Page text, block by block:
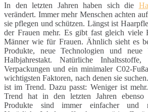
In den letzten Jahren haben sich die
verändert. Immer mehr Menschen achten
sie pflegen und schützen. Längst ist
der Frauen mehr. Es gibt fast gleich viele
Männer wie für Frauen. Ähnlich sieht es
Produkte, neue Technologien und neue
Halbjahrestakt. Natürliche Inhaltsstoffe,
Verpackungen und ein minimaler C02-
wichtigsten Faktoren, nach denen sie suchen.
ist im Trend. Dazu passt: Weniger ist
Trend hat in den letzten Jahren
Produkte sind immer einfacher und